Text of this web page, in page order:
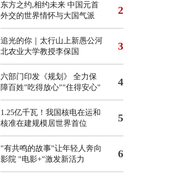
东方之约,相约未来 中国元首
外交的世界情怀与大国气派
2
追光的你｜太行山上新愚公河
北农业大学教授李保国
3
六部门印发《规划》 全力保
障百姓"吃得放心""住得安心"
4
1.25亿千瓦！我国核电在运和
核准在建规模居世界首位
5
"有共鸣的故事"让年轻人奔向
影院 "电影+"激发新活力 6